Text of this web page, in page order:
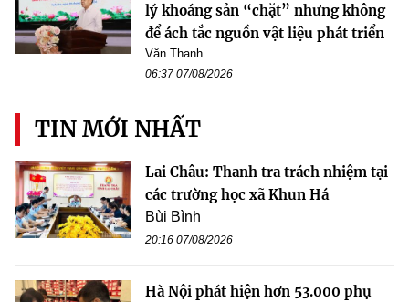
lý khoáng sản “chặt” nhưng không
để ách tắc nguồn vật liệu phát triển
Văn Thanh
06:37 07/08/2026
TIN MỚI NHẤT
Lai Châu: Thanh tra trách nhiệm tại
các trường học xã Khun Há
Bùi Bình
20:16 07/08/2026
Hà Nội phát hiện hơn 53.000 phụ